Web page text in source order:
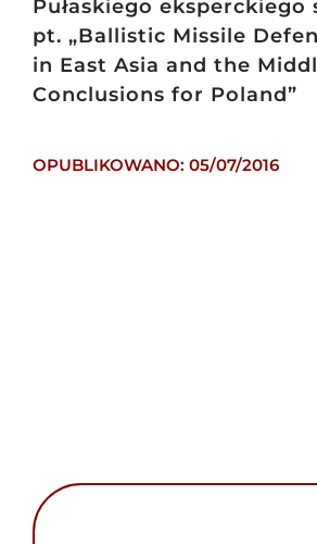
Pułaskiego eksperckiego
pt. „Ballistic Missile
in East Asia and the
Conclusions for Poland”
OPUBLIKOWANO: 05/07/2016